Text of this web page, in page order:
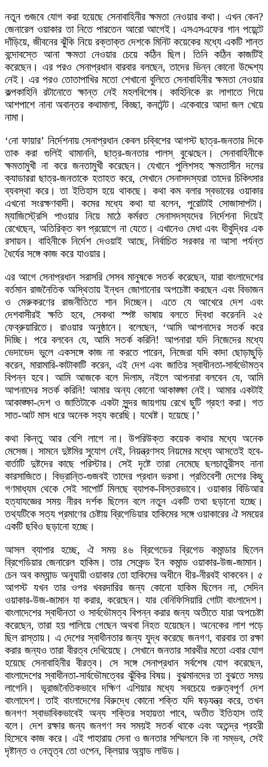
নতুন গুজবে যোগ করা হয়েছে সেনাবাহিনীর ক্ষমতা নেওয়ার কথা। এখন কেন?
জেনারেল ওয়াকার তা নিতে পারতেন আরো আগেই। এসএসএফের গান পয়েন্টে
দাঁড়িয়ে, জীবনের ঝুঁকি নিয়ে রক্তাক্ত দেশকে মিনিট কয়েকের মধ্যে একটি শান্ত
বন্দোবস্তে আনা ক্ষমতা নেওয়ার চেয়ে কঠিন ছিল। তিনি কঠিন কাজটিই
করেছেন। এর পরও সেনাপ্রধান বারবার বলছেন, তাদের ভিন্ন কোনো উদ্দেশ্য
নেই। এর পরও তোতাপাখির মতো শেখানো বুলিতে সেনাবাহিনীর ক্ষমতা নেওয়ার
কল্পকাহিনি রটানোতে ক্ষান্ত নেই মহলবিশেষ। কাহিনিকে রং লাগাতে গিয়ে
আশপাশে নানা অবান্তর কথামালা, কিচ্ছা, কনটেন্ট। একেবারে আদা জল খেয়ে
নামা।
‘নো ফায়ার’ নির্দেশনায় সেনাপ্রধান কেবল চব্বিশের আগস্ট ছাত্র-জনতার দিকে
তাক করা গুলিই থামাননি, ছাত্র-জনতার পালস্ বুঝেছেন। সেনাবাহিনীকে
ক্ষমতামুখী না করে জনতামুখী করেছেন। যেখানে পুলিশসহ ক্ষমতাসীন দলের
ক্যাডাররা ছাত্র-জনতাকে হতাহত করে, সেখানে সেনাসদস্যরা তাদের চিকিৎসার
ব্যবস্থা করে। তা ইতিহাস হয়ে থাকছে। কথা কম বলার স্বভাবের ওয়াকার
এখনো সংরক্ষণবাদী। কমের মধ্যে কথা যা বলেন, পুরোটাই সোজাসাপটা।
ম্যাজিস্ট্রেসি পাওয়ার নিয়ে মাঠে কর্মরত সেনাসদস্যদের নির্দেশনা দিয়েই
রেখেছেন, অতিরিক্ত বল প্রয়োগে না যেতে। এখানেও মেধা এবং ধীবুদ্ধির এক
রসায়ন। বাহিনীকে নির্দেশ দেওয়াই আছে, নির্বাচিত সরকার না আসা পর্যন্ত
ধৈর্যের সঙ্গে কাজ করে যাওয়ার।
এর আগে সেনাপ্রধান সরাসরি সেসব মানুষকে সতর্ক করেছেন, যারা বাংলাদেশের
বর্তমান রাজনৈতিক অস্থিতায় ইন্ধন জোগানোর অপচেষ্টা করছেন এবং বিভাজন
ও মেরুকরণের রাজনীতিতে শান দিচ্ছেন। এতে যে আখেরে দেশ এবং
দেশবাসীরই ক্ষতি হবে, সেকথা স্পষ্ট ভাষায় বলতে দ্বিধা করেননি ২৫
ফেব্রুয়ারিতে। রাওয়ার অনুষ্ঠানে। বলেছেন, ‘আমি আপনাদের সতর্ক করে
দিচ্ছি। পরে বলবেন যে, আমি সতর্ক করিনি! আপনারা যদি নিজেদের মধ্যে
ভেদাভেদ ভুলে একসঙ্গে কাজ না করতে পারেন, নিজেরা যদি কাদা ছোড়াছুড়ি
করেন, মারামারি-কাটাকাটি করেন, এই দেশ এবং জাতির স্বাধীনতা-সার্বভৌমত্ব
বিপন্ন হবে। আমি আজকে বলে দিলাম, নইলে আপনারা বলবেন যে, আমি
আপনাদের সতর্ক করিনি! আমার অন্য কোনো আকাঙ্ক্ষা নেই। আমার একটাই
আকাঙ্ক্ষা-দেশ ও জাতিটাকে একটা সুন্দর জায়গায় রেখে ছুটি গ্রহণ করা। গত
সাত-আট মাস ধরে অনেক সহ্য করেছি। যথেষ্ট। হয়েছে।’
কথা কিন্তু আর বেশি লাগে না। উপরিউক্ত কয়েক কথার মধ্যে অনেক
মেসেজ। সামনে দুষ্টমির সুযোগ নেই, নিয়ন্ত্রণসহ নিয়মের মধ্যে আসতেই হবে-
বার্তাটি দুষ্টদের কাছে পরিস্টার। সেই দৃষ্টে তারা নেমেছে ছলচাতুরীসহ নানা
কারসাজিতে। বিভ্রান্তি-গুজবই তাদের প্রধান ভরসা। প্রতিবেশী দেশের কিছু
গণমাধ্যম থেকে সেই সাপোর্ট মিলছে ব্যাপক-বিস্তরভাবে। ওয়াকার বিডিআর
হত্যাযজ্ঞের সময় নীরব দর্শক ছিলেন বলে নতুন একটি তথা ছড়ানো হচ্ছে।
তথ্যটিকে সত্য প্রমাণের চেষ্টায় ব্রিগেডিয়ার হাকিমের সঙ্গে ওয়াকারের ঐ সময়ের
একটি ছবিও ছড়ানো হচ্ছে।
আসল ব্যাপার হচ্ছে, ঐ সময় ৪৬ ব্রিগেডের ব্রিগেড কমান্ডার ছিলেন
ব্রিগেডিয়ার জেনারেল হাকিম। তার সেকেন্ড ইন কমান্ড ওয়াকার-উজ-জামান।
চেন অব কম্যান্ড অনুযায়ী ওয়াকার তো হাকিমের অধীনে ধীর-নীরবই থাকবেন। ৫
আগস্ট যখন তার ওপর খবরদারির জন্য কোনো হাকিম ছিলেন না, সেদিন
ওয়াকার-উজ-জামান যা করার, করেছেন। যার বেনিফিসিয়ারি গোটা বাংলাদেশ।
বাংলাদেশের স্বাধীনতা ও সার্বভৌমত্ব বিপন্ন করার জন্য অতীতে যারা অপচেষ্টা
করেছেন, তারা হয় পালিয়ে গেছেন অথবা নিহত হয়েছেন। অনেকের লাশ পড়ে
ছিল রাস্তায়। এ দেশের স্বাধীনতার জন্য যুদ্ধ করেছে জনগণ, বারবার তা রক্ষা
করার জন্যও তারা বীরত্ব দেখিয়েছে। সেখানে জনতার সারথীর মতো এবার যোগ
হয়েছে সেনাবাহিনীর বীরত্ব। সে সঙ্গে সেনাপ্রধান সর্বশেষ যোগ করেছেন,
বাংলাদেশের স্বাধীনতা-সার্বভৌমত্বের ঝুঁকির বিষয়। বুঝমানদের তা বুঝতে সময়
লাগেনি। ভূরাজনৈতিকভাবে দক্ষিণ এশিয়ার মধ্যে সবচেয়ে গুরুত্বপূর্ণ দেশ
বাংলাদেশ। তাই বাংলাদেশের বিরুদ্ধে কোনো শক্তি যদি ষড়যন্ত্র করে, তখন
জনগণ স্বাভাবিকভাবেই অন্য শক্তির সহায়তা পাবে, অতীত ইতিহাস তাই
বলে। দেশ রক্ষার জন্য জনগণ সব সময়ই সতর্ক থাকে এবং অতন্দ্র প্রহরী
হিসেবে কাজ করে। এই পাহারায় সেনা ও জনতার সম্মিলনে কি না সম্ভব, সেই
দৃষ্টান্ত ও নেতৃত্ব তো ওপেন, ক্লিয়ার অ্যান্ড লাউড।